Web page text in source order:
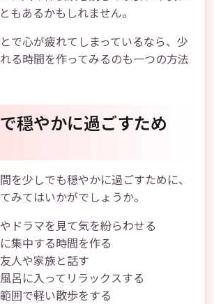
もあるかもしれません。
で心が疲れてしまっているなら、少
る時間を作ってみるのも一つの方法
穏やかに過ごすため
を少しでも穏やかに過ごすために、
みてはいかがでしょうか。
ドラマを見て気を紛らわせる
集中する時間を作る
人や家族と話す
呂に入ってリラックスする
囲で軽い散歩をする